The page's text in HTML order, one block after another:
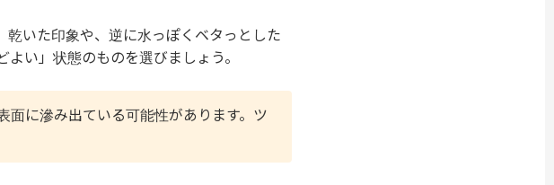
いた印象や、逆に水っぽくベタっとした
い」状態のものを選びましょう。
に滲み出ている可能性があります。ツ